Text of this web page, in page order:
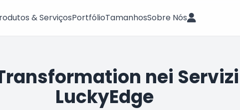
& ServiçosPortfólioTamanhosSobre Nós
nei
LuckyEdge